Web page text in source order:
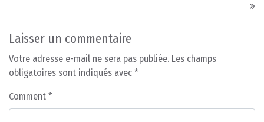
Laisser un commentaire
Votre adresse e-mail ne sera pas publiée. Les champs
obligatoires sont indiqués avec *
Comment *